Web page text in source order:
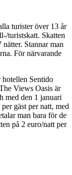
turister över 13 år
turistskatt. Skatten
Stannar man
För närvarande
Sentido
Views Oasis är
med den 1 januari
gäst per natt, med
man bara för de
på 2 euro/natt per